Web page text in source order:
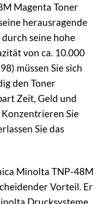
Magenta Toner
herausragende
seine hohe
von ca. 10.000
müssen Sie sich
den Toner
Zeit, Geld und
Sie
Sie das
Minolta TNP-48M
Vorteil. Er